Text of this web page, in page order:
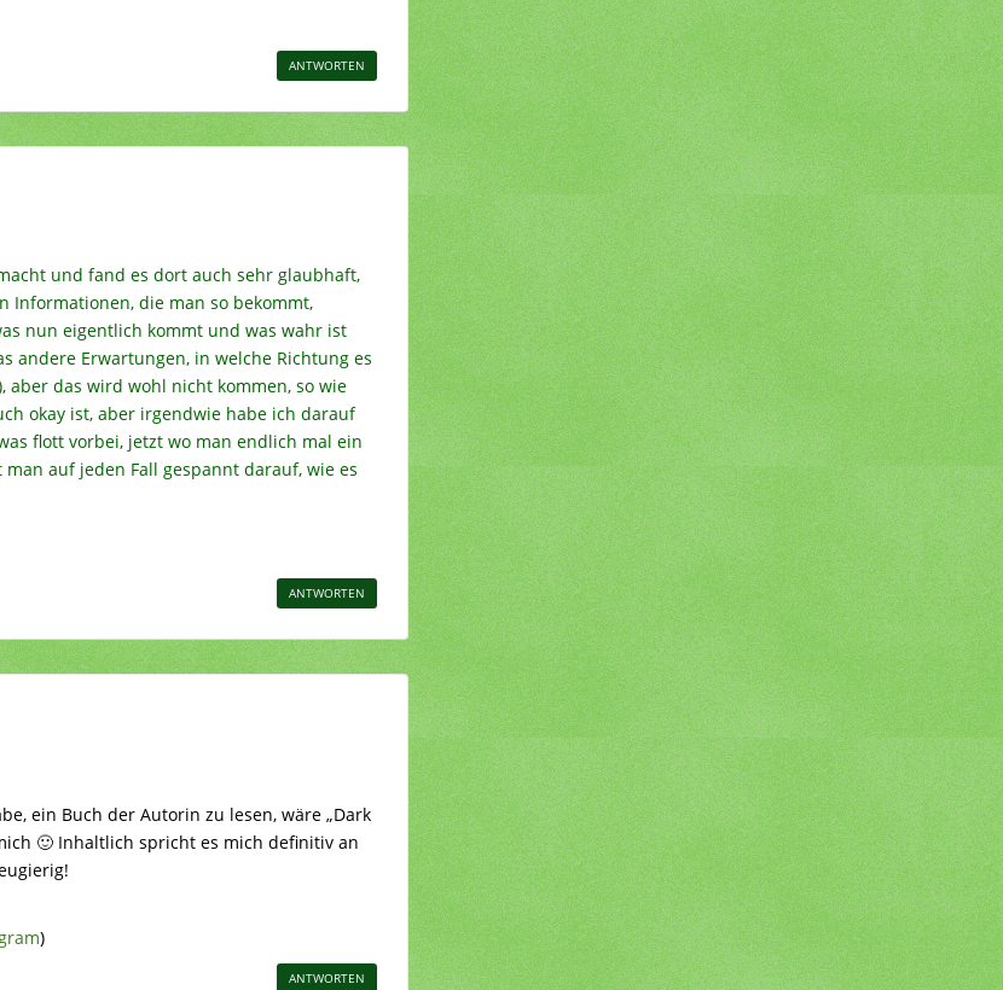
ANTWORTEN
und fand es dort auch sehr glaubhaft,
Informationen, die man so bekommt,
nun eigentlich kommt und was wahr ist
andere Erwartungen, in welche Richtung es
aber das wird wohl nicht kommen, so wie
okay ist, aber irgendwie habe ich darauf
flott vorbei, jetzt wo man endlich mal ein
auf jeden Fall gespannt darauf, wie es
ANTWORTEN
ein Buch der Autorin zu lesen, wäre „Dark
🙂 Inhaltlich spricht es mich definitiv an
)
ANTWORTEN